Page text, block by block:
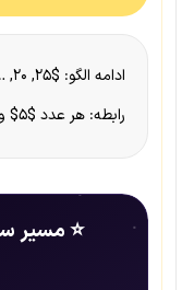
ادامه الگو: $۲۵, ۲۰, …$
رابطه: هر عدد $۵$ واحد کمتر از عدد قبلی است.
⭐ مسیر